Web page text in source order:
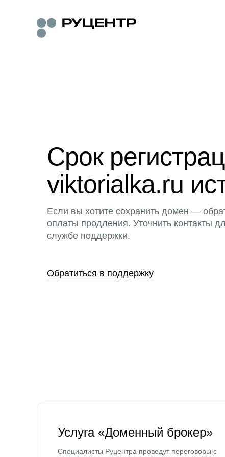
Срок
viktorialka.ru
Если вы хотите сохранить домен —
оплаты продления. Уточнить контакты
службе поддержки.
Обратиться в поддержку
Услуга «Доменный брокер»
Специалисты Руцентра проведут переговоры с